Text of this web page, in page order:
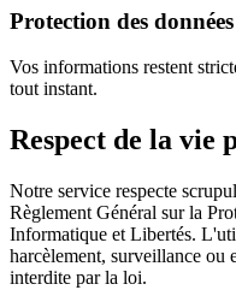
Protection des données
Vos informations restent
tout instant.
Respect de la vie
Notre service respecte
Règlement Général sur la
Informatique et Libertés.
harcèlement, surveillance ou
interdite par la loi.